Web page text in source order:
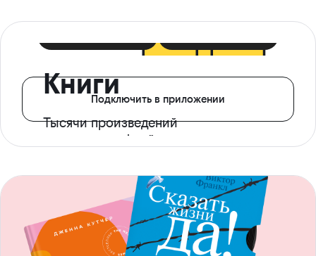
Книги
Тысячи произведений
с доступом офлайн
Подключить в приложении